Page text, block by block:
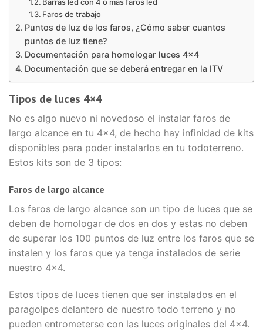
Faros de trabajo
Puntos de luz de los faros, ¿Cómo saber cuantos
puntos de luz tiene?
Documentación para homologar luces 4×4
Documentación que se deberá entregar en la ITV
Tipos de luces 4×4
No es algo nuevo ni novedoso el instalar faros de
largo alcance en tu 4×4, de hecho hay infinidad de kits
disponibles para poder instalarlos en tu todoterreno.
Estos kits son de 3 tipos:
Faros de largo alcance
Los faros de largo alcance son un tipo de luces que se
deben de homologar de dos en dos y estas no deben
de superar los 100 puntos de luz entre los faros que se
instalen y los faros que ya tenga instalados de serie
nuestro 4×4.
Estos tipos de luces tienen que ser instalados en el
paragolpes delantero de nuestro todo terreno y no
pueden entrometerse con las luces originales del 4×4.